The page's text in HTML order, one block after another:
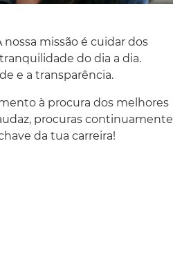
missão é cuidar dos
do dia a dia.
e a transparência.
à procura dos melhores
procuras continuamente
da tua carreira!